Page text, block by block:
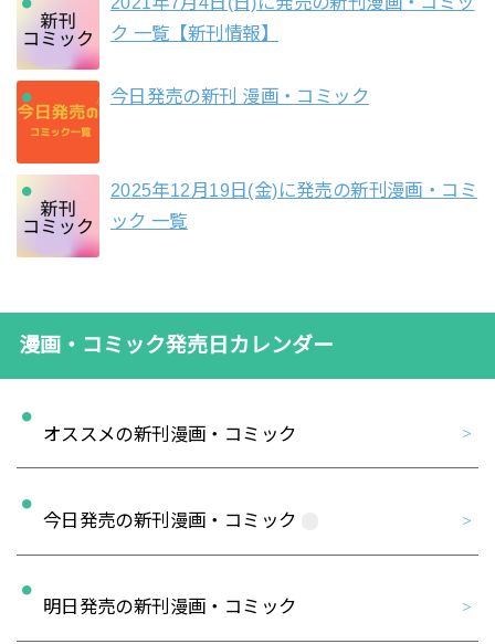
ク 一覧【新刊情報】
今日発売の新刊 漫画・コミック
2025年12月19日(金)に発売の新刊漫画・コミ
ック 一覧
漫画・コミック発売日カレンダー
オススメの新刊漫画・コミック
今日発売の新刊漫画・コミック
明日発売の新刊漫画・コミック